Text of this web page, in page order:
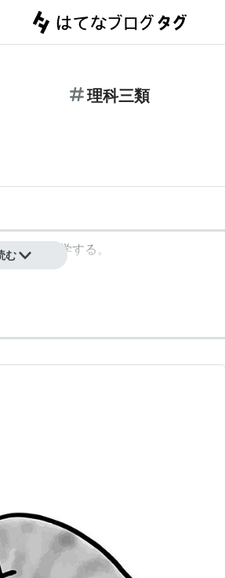
理科三類
科へ進学する。
む